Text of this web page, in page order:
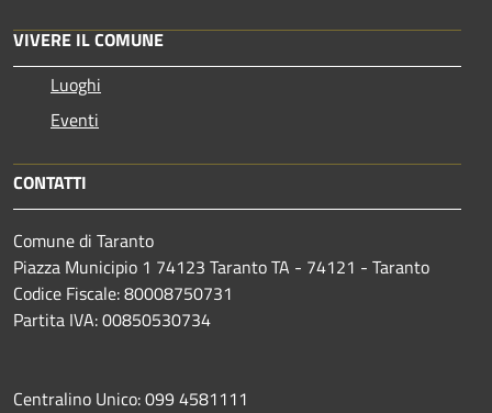
VIVERE IL COMUNE
Luoghi
Eventi
CONTATTI
Comune di Taranto
Piazza Municipio 1 74123 Taranto TA - 74121 - Taranto
Codice Fiscale: 80008750731
Partita IVA: 00850530734
Centralino Unico: 099 4581111